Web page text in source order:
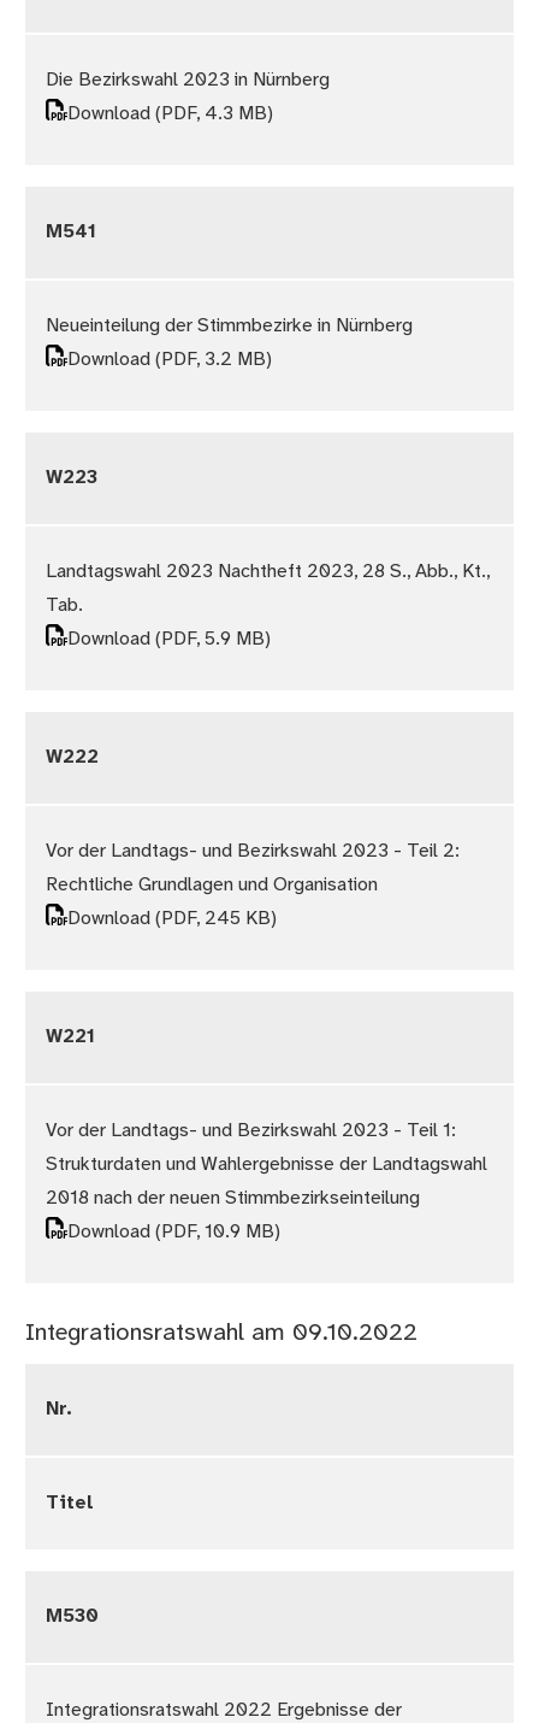
Die Bezirkswahl 2023 in Nürnberg
Download(PDF, 4.3 MB)
M541
Neueinteilung der Stimmbezirke in Nürnberg
Download(PDF, 3.2 MB)
W223
Landtagswahl 2023 Nachtheft 2023, 28 S., Abb., Kt.,
Tab.
Download(PDF, 5.9 MB)
W222
Vor der Landtags- und Bezirkswahl 2023 - Teil 2:
Rechtliche Grundlagen und Organisation
Download(PDF, 245 KB)
W221
Vor der Landtags- und Bezirkswahl 2023 - Teil 1:
Strukturdaten und Wahlergebnisse der Landtagswahl
2018 nach der neuen Stimmbezirkseinteilung
Download(PDF, 10.9 MB)
Integrationsratswahl am 09.10.2022
Nr.
Titel
M530
Integrationsratswahl 2022 Ergebnisse der